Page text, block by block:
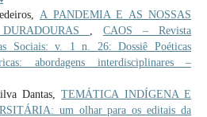
A PANDEMIA E AS NOSSAS
,CAOS – Revista
Sociais: v. 1 n. 26: Dossiê Poéticas
abordagens interdisciplinares –
Dantas,TEMÁTICA INDÍGENA E
um olhar para os editais da